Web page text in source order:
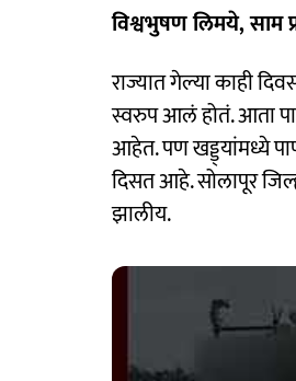
विश्वभुषण लिमये, साम
राज्यात गेल्या काही
स्वरुप आलं होतं. आता
आहेत. पण खड्ड्यांमध्ये
दिसत आहे. सोलापूर
झालीय.